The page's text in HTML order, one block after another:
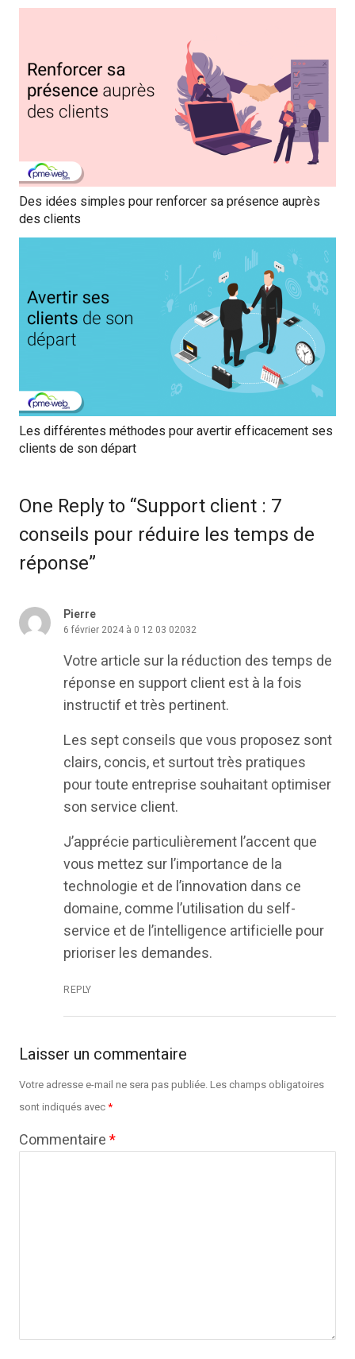
Des idées simples pour renforcer sa présence auprès
des clients
Les différentes méthodes pour avertir efficacement ses
clients de son départ
One Reply to “Support client : 7
conseils pour réduire les temps de
réponse”
Pierre
6 février 2024 à 0 12 03 02032
Votre article sur la réduction des temps de
réponse en support client est à la fois
instructif et très pertinent.
Les sept conseils que vous proposez sont
clairs, concis, et surtout très pratiques
pour toute entreprise souhaitant optimiser
son service client.
J’apprécie particulièrement l’accent que
vous mettez sur l’importance de la
technologie et de l’innovation dans ce
domaine, comme l’utilisation du self-
service et de l’intelligence artificielle pour
prioriser les demandes.
REPLY
Laisser un commentaire
Votre adresse e-mail ne sera pas publiée.Les champs obligatoires
sont indiqués avec*
Commentaire*